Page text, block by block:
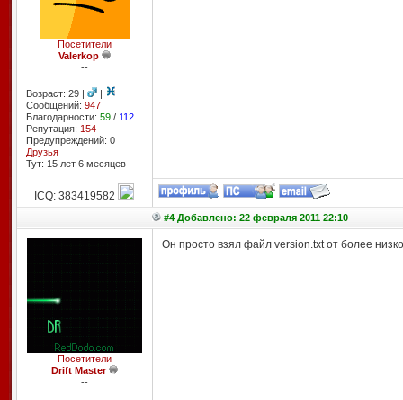
Посетители
Valerkop
--
Возраст: 29 |
|
Сообщений: 947
Благодарности: 59/ 112
Репутация: 154
Предупреждений: 0
Друзья
Тут: 15 лет 6 месяцев
ICQ: 383419582
#4 Добавлено: 22 февраля 2011 22:10
Посетители
Drift Master
--
Он просто взял файл version.txt от более